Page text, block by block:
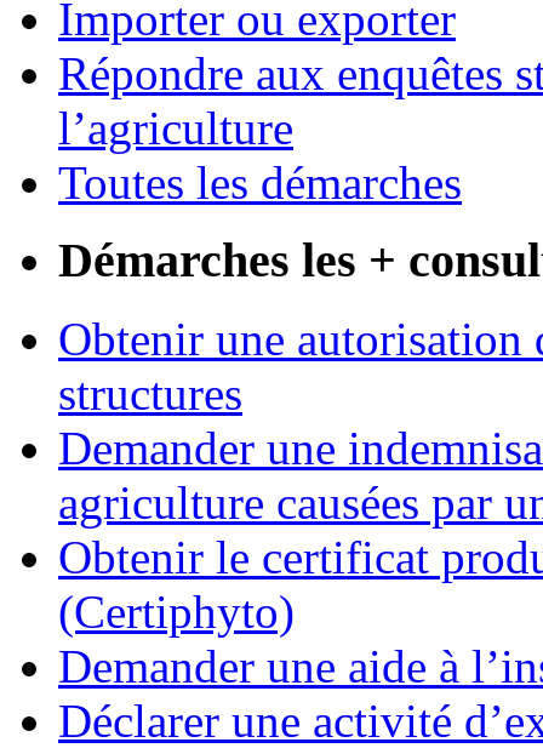
Importer ou exporter
Répondre aux enquêtes
l’agriculture
Toutes les démarches
Démarches les +
Obtenir une autorisation
structures
Demander une
agriculture causées par
Obtenir le certificat
(Certiphyto)
Demander une aide à
Déclarer une activité